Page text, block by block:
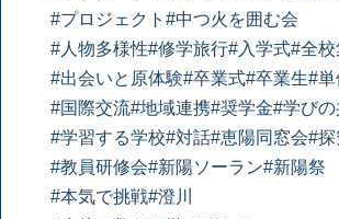
#プロジェクト #中つ火を囲む会
#人物多様性#修学旅行#入学式#全校
#出会いと原体験#卒業式#卒業生#単
#国際交流#地域連携#奨学金#学び
#学習する学校#対話#恵陽同窓会#探
#教員研修会#新陽ソーラン#新陽祭
#本気で挑戦#澄川